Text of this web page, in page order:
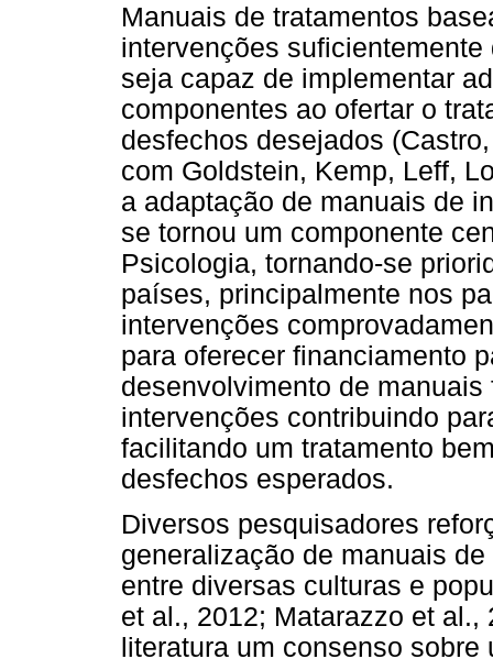
Manuais de tratamentos
intervenções
seja capaz de implementar
componentes ao ofertar o
desfechos desejados
com Goldstein, Kemp, Leff,
a adaptação de manuais de
se tornou um componente
Psicologia, tornando-se
países, principalmente nos
intervenções
para oferecer financiamento
desenvolvimento de
intervenções contribuindo
facilitando um tratamento
desfechos esperados.
Diversos pesquisadores
generalização de manuais
entre diversas culturas e
et al., 2012; Matarazzo et
literatura um consenso